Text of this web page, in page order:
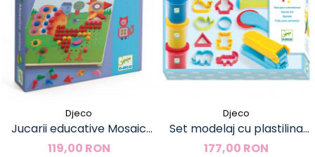
Djeco
Jucarii educative Mosaic
animo, Djeco
119,00 RON
Djeco
Set modelaj cu plastilina
Culori de baza, Djeco
177,00 RON